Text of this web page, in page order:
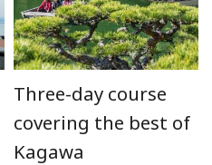
Three-day course
covering the best of
Kagawa